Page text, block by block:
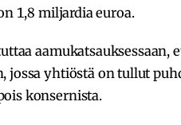
1,8 miljardia euroa.
aamukatsauksessaan,
jossa yhtiöstä on tullut
konsernista.